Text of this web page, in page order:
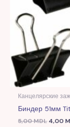
Канцелярские
Биндер 51мм
5,00MDL 4,00